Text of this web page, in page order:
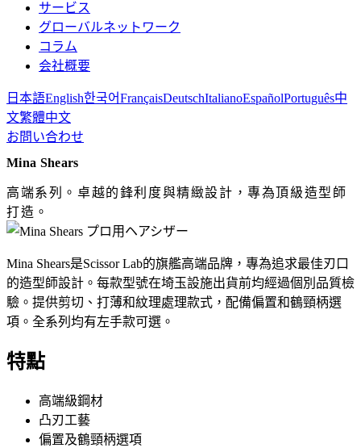
サービス
グローバルネットワーク
コラム
会社概要
日本語English한국어FrançaisDeutschItalianoEspañolPortuguês中
文繁體中文
お問い合わせ
Mina Shears
高端系列。卓越的鋒利度與精緻設計，專為頂級造型師
打造。
Mina Shears是Scissor Lab的旗艦高端品牌，專為追求最佳刃口
的造型師設計。每款型號在埼玉設施出貨前均經過個別品質檢
驗。提供剪切、打薄和紋理處理款式，配備偏置和鶴頸柄選
項。全系列均有左手款可選。
特點
高端級鋼材
凸刃工藝
偏置及鶴頸柄選項